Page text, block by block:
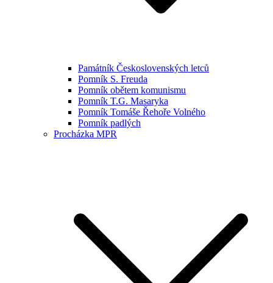
Památník Československých letců
Pomník S. Freuda
Pomník obětem komunismu
Pomník T.G. Masaryka
Pomník Tomáše Řehoře Volného
Pomník padlých
Procházka MPR